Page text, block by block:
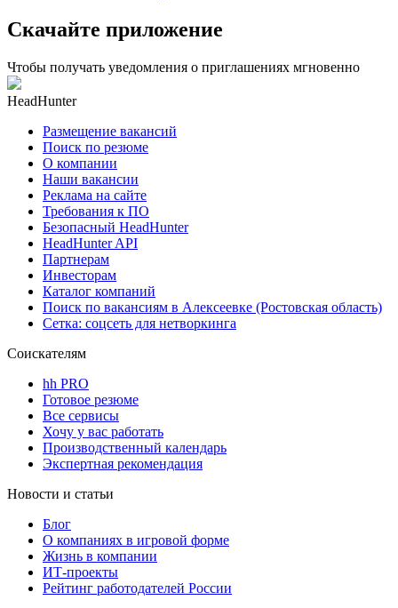
Скачайте приложение
Чтобы получать уведомления о приглашениях мгновенно
HeadHunter
Размещение вакансий
Поиск по резюме
О компании
Наши вакансии
Реклама на сайте
Требования к ПО
Безопасный HeadHunter
HeadHunter API
Партнерам
Инвесторам
Каталог компаний
Поиск по вакансиям в Алексеевке (Ростовская область)
Сетка: соцсеть для нетворкинга
Соискателям
hh PRO
Готовое резюме
Все сервисы
Хочу у вас работать
Производственный календарь
Экспертная рекомендация
Новости и статьи
Блог
О компаниях в игровой форме
Жизнь в компании
ИТ-проекты
Рейтинг работодателей России